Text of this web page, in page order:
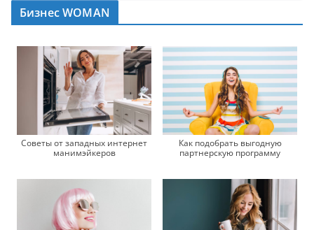
Бизнес WOMAN
Советы от западных интернет
манимэйкеров
Как подобрать выгодную
партнерскую программу